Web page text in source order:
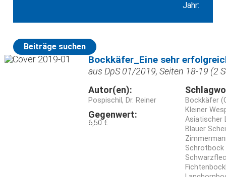
Jahr:
Beiträge suchen
Bockkäfer_Eine sehr
aus DpS 01/2019, Seiten 18-19 (2
Autor(en):
Pospischil, Dr. Reiner
Gegenwert:
6,50 €
Bockkäfer
Kleiner
Asiatischer
Blauer
Schrotbock